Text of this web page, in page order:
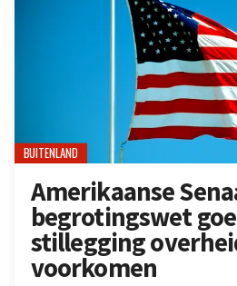
BUITENLAND
Amerikaanse
begrotingswet
stillegging
voorkomen